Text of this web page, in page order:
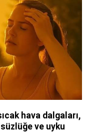
hava dalgaları,
ve uyku